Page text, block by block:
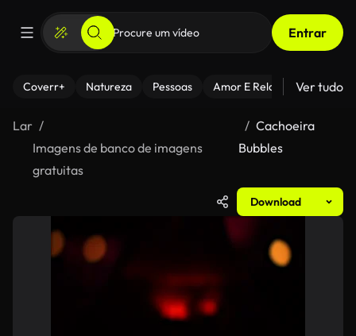
Entrar
Coverr+ Natureza Pessoas Amor E Relacionamentos
Ver tudo
Lar
Imagens de banco de imagens
gratuitas
Cachoeira
Bubbles
Download